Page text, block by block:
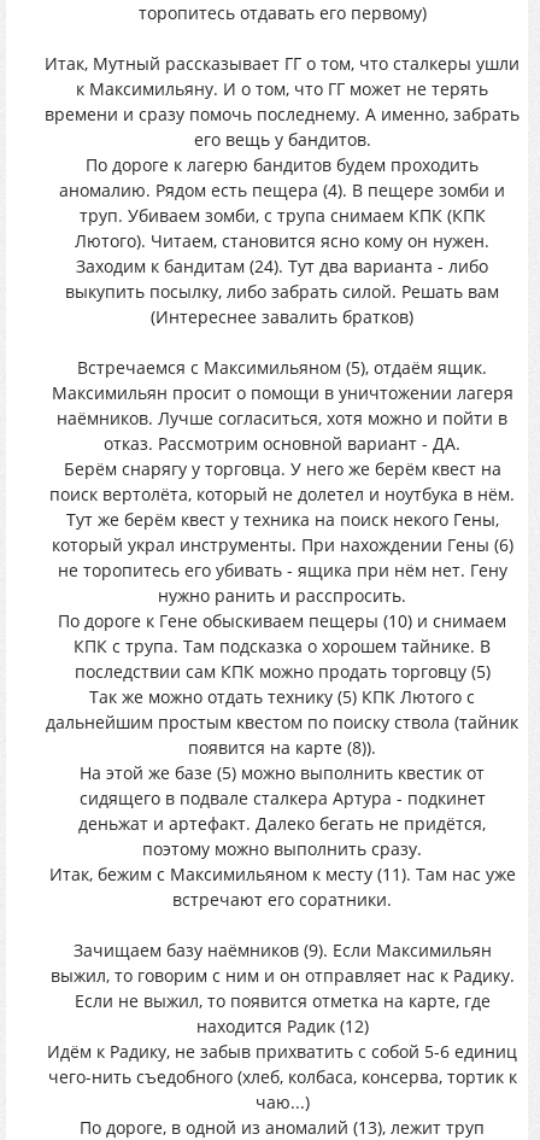
торопитесь отдавать его первому)
Итак, Мутный рассказывает ГГ о том, что сталкеры ушли
к Максимильяну. И о том, что ГГ может не терять
времени и сразу помочь последнему. А именно, забрать
его вещь у бандитов.
По дороге к лагерю бандитов будем проходить
аномалию. Рядом есть пещера (4). В пещере зомби и
труп. Убиваем зомби, с трупа снимаем КПК (КПК
Лютого). Читаем, становится ясно кому он нужен.
Заходим к бандитам (24). Тут два варианта - либо
выкупить посылку, либо забрать силой. Решать вам
(Интереснее завалить братков)
Встречаемся с Максимильяном (5), отдаём ящик.
Максимильян просит о помощи в уничтожении лагеря
наёмников. Лучше согласиться, хотя можно и пойти в
отказ. Рассмотрим основной вариант - ДА.
Берём снарягу у торговца. У него же берём квест на
поиск вертолёта, который не долетел и ноутбука в нём.
Тут же берём квест у техника на поиск некого Гены,
который украл инструменты. При нахождении Гены (6)
не торопитесь его убивать - ящика при нём нет. Гену
нужно ранить и расспросить.
По дороге к Гене обыскиваем пещеры (10) и снимаем
КПК с трупа. Там подсказка о хорошем тайнике. В
последствии сам КПК можно продать торговцу (5)
Так же можно отдать технику (5) КПК Лютого с
дальнейшим простым квестом по поиску ствола (тайник
появится на карте (8)).
На этой же базе (5) можно выполнить квестик от
сидящего в подвале сталкера Артура - подкинет
деньжат и артефакт. Далеко бегать не придётся,
поэтому можно выполнить сразу.
Итак, бежим с Максимильяном к месту (11). Там нас уже
встречают его соратники.
Зачищаем базу наёмников (9). Если Максимильян
выжил, то говорим с ним и он отправляет нас к Радику.
Если не выжил, то появится отметка на карте, где
находится Радик (12)
Идём к Радику, не забыв прихватить с собой 5-6 единиц
чего-нить съедобного (хлеб, колбаса, консерва, тортик к
чаю...)
По дороге, в одной из аномалий (13), лежит труп